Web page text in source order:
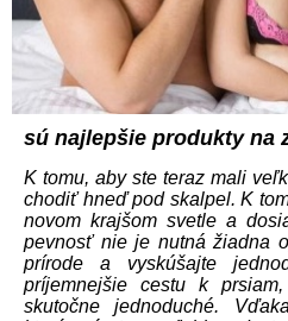
sú najlepšie produkty na
K tomu, aby ste teraz mali
chodiť hneď pod skalpel. K
novom krajšom svetle a
pevnosť nie je nutná žiadna
prírode a vyskúšajte
príjemnejšie cestu k
skutočne jednoduché.